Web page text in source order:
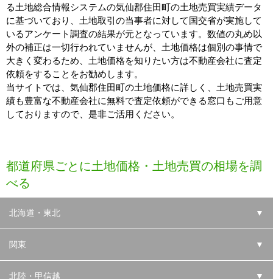
る土地総合情報システムの気仙郡住田町の土地売買実績データ
に基づいており、土地取引の当事者に対して国交省が実施して
いるアンケート調査の結果が元となっています。数値の丸め以
外の補正は一切行われていませんが、土地価格は個別の事情で
大きく変わるため、土地価格を知りたい方は不動産会社に査定
依頼をすることをお勧めします。
当サイトでは、気仙郡住田町の土地価格に詳しく、土地売買実
績も豊富な不動産会社に無料で査定依頼ができる窓口もご用意
しておりますので、是非ご活用ください。
都道府県ごとに土地価格・土地売買の相場を調
べる
北海道・東北 ▼
関東 ▼
北陸・甲信越 ▼